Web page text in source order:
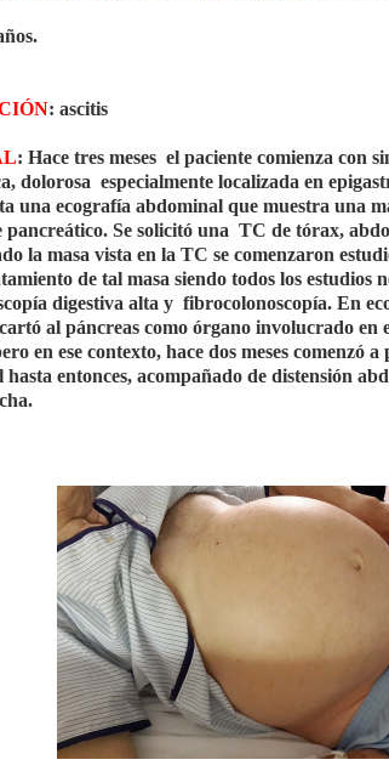
: ascitis
: Hace tres meses el paciente comienza con
dolorosa especialmente localizada en
una ecografía abdominal que muestra una
Se solicitó una TC de tórax,
la masa vista en la TC se comenzaron
de tal masa siendo todos los estudios
digestiva alta y fibrocolonoscopía. En
al páncreas como órgano involucrado
en ese contexto, hace dos meses comenzó
entonces, acompañado de distensión